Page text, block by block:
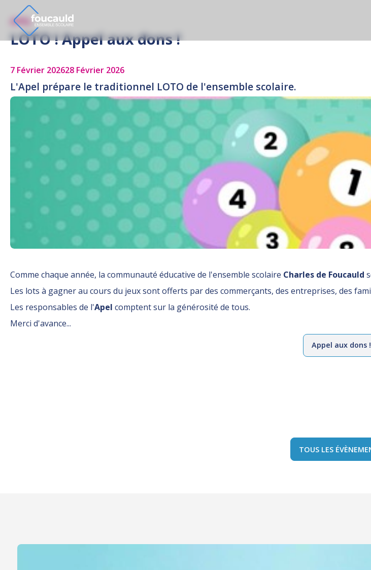
APEL
LOTO ! Appel aux dons !
7 Février 202628 Février 2026
L'Apel prépare le traditionnel LOTO de l'ensemble scolaire.
Comme chaque année, la communauté éducative de l'ensemble scolaire Charles de Foucauld
Les lots à gagner au cours du jeux sont offerts par des commerçants, des entreprises, des
Les responsables de l'Apel comptent sur la générosité de tous.
Merci d'avance...
Appel aux dons !
TOUS LES